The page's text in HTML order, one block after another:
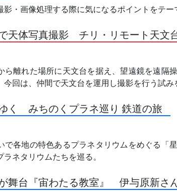
・画像処理する際に気になるポイントをテー
天体写真撮影 チリ・リモート天文
ら離れた場所に天文台を据え、望遠鏡を遠隔
今回は、仲間で天文台を運用し撮影を行う試み
く みちのくプラネ巡り 鉄道の旅
で各地の特色あるプラネタリウムをめぐる「
ネタリウムたちを巡る。
舞台『宙わたる教室』 伊与原新さ